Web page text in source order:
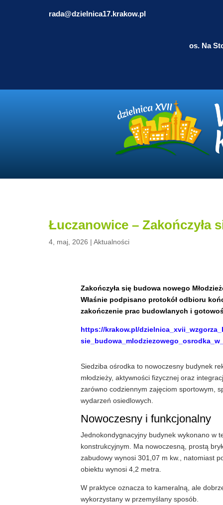
rada@dzielnica17.krakow.pl
os. Na
Łuczanowice – Zakończyła
4, maj, 2026 | Aktualności
Zakończyła się budowa nowego
Właśnie podpisano protokół odbioru
zakończenie prac budowlanych i
https://krakow.pl/
Siedziba ośrodka to nowoczesny budynek
młodzieży, aktywności fizycznej oraz
zarówno codziennym zajęciom sportowym,
wydarzeń osiedlowych.
Nowoczesny i funkcjonalny
Jednokondygnacyjny budynek wykonano w
konstrukcyjnym. Ma nowoczesną, prostą
zabudowy wynosi 301,07 m kw., natomiast
obiektu wynosi 4,2 metra.
W praktyce oznacza to kameralną, ale
wykorzystany w przemyślany sposób.